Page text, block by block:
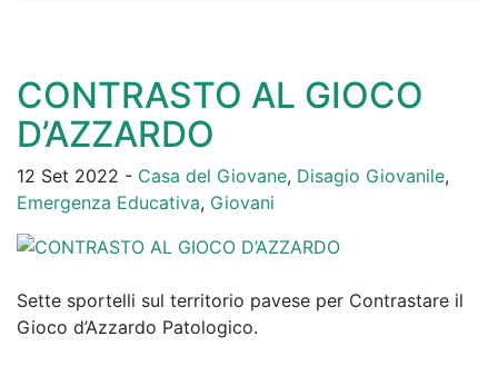
CONTRASTO AL GIOCO
D’AZZARDO
12 Set 2022 - Casa del Giovane, Disagio Giovanile,
Emergenza Educativa, Giovani
Sette sportelli sul territorio pavese per Contrastare il
Gioco d’Azzardo Patologico.